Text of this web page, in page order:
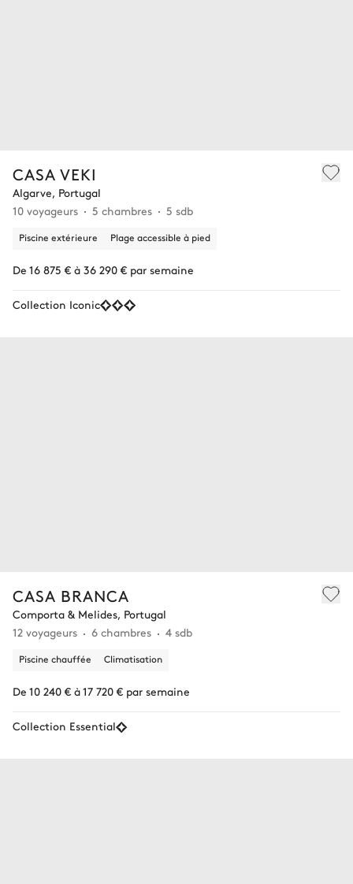
CASA VEKI
Algarve, Portugal
10 voyageurs
5 chambres 5 sdb
Piscine extérieure Plage accessible à pied
De 16 875 € à 36 290 € par semaine
Collection Iconic
CASA BRANCA
Comporta & Melides, Portugal
12 voyageurs
6 chambres 4 sdb
Piscine chauffée Climatisation
De 10 240 € à 17 720 € par semaine
Collection Essential